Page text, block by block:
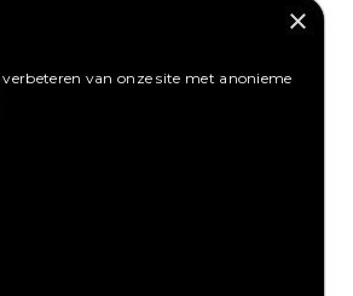
een offerte aan.
×
van onze site met anonieme